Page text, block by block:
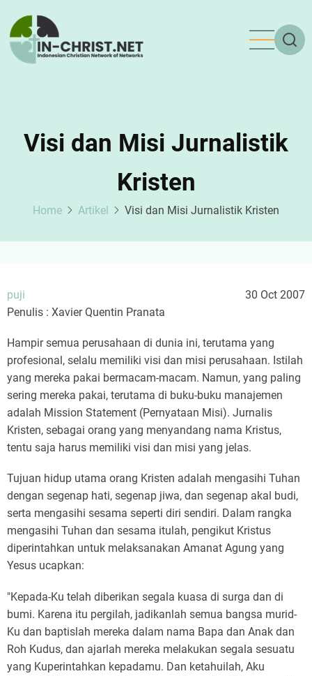
main
content
Visi dan Misi Jurnalistik
Kristen
Home Artikel Visi dan Misi Jurnalistik Kristen
puji
30 Oct 2007
Penulis : Xavier Quentin Pranata
Hampir semua perusahaan di dunia ini, terutama yang
profesional, selalu memiliki visi dan misi perusahaan. Istilah
yang mereka pakai bermacam-macam. Namun, yang paling
sering mereka pakai, terutama di buku-buku manajemen
adalah Mission Statement (Pernyataan Misi). Jurnalis
Kristen, sebagai orang yang menyandang nama Kristus,
tentu saja harus memiliki visi dan misi yang jelas.
Tujuan hidup utama orang Kristen adalah mengasihi Tuhan
dengan segenap hati, segenap jiwa, dan segenap akal budi,
serta mengasihi sesama seperti diri sendiri. Dalam rangka
mengasihi Tuhan dan sesama itulah, pengikut Kristus
diperintahkan untuk melaksanakan Amanat Agung yang
Yesus ucapkan:
"Kepada-Ku telah diberikan segala kuasa di surga dan di
bumi. Karena itu pergilah, jadikanlah semua bangsa murid-
Ku dan baptislah mereka dalam nama Bapa dan Anak dan
Roh Kudus, dan ajarlah mereka melakukan segala sesuatu
yang Kuperintahkan kepadamu. Dan ketahuilah, Aku